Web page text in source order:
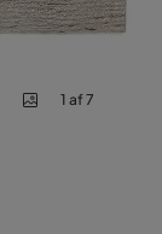
1 af 7